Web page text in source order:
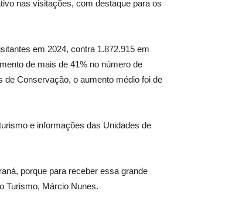
nas visitações, com destaque para os
em 2024, contra 1.872.915 em
de mais de 41% no número de
Conservação, o aumento médio foi de
e informações das Unidades de
porque para receber essa grande
Turismo, Márcio Nunes.